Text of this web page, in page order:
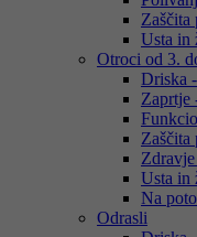
Zaščita
Usta in
Otroci od 3.
Driska
Zaprtje
Zaščita
Usta in
Na
Odrasli